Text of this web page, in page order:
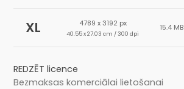
XL 4789 x 3192 px
40.55 x 27.03 cm / 300 dpi
15.4 MB
REDZĒT licence
Bezmaksas komerciālai lietošanai